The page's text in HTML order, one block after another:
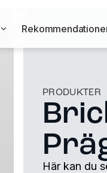
PRODUKTER
Här kan du